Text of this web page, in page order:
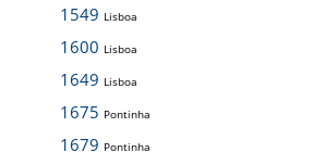
1549 Lisboa
1600 Lisboa
1649 Lisboa
1675 Pontinha
1679 Pontinha